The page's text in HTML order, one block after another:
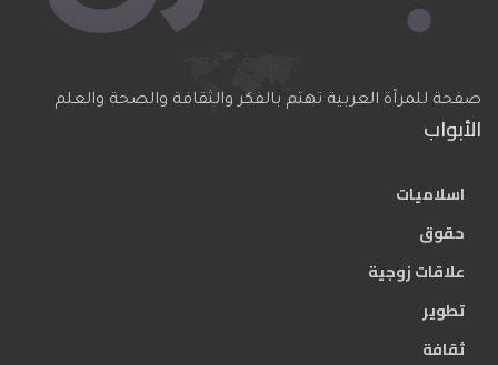
صفحة للمرآة العربية تهتم بالفكر والثقافة والصحة والعلم
الأبواب
اسلاميات
حقوق
علاقات زوجية
تطوير
ثقافة